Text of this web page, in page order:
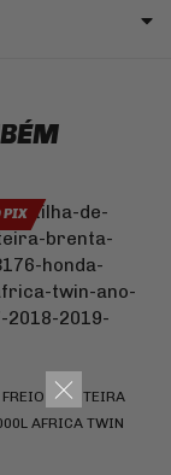
PIX
DIANTEIRA
AFRICA TWIN